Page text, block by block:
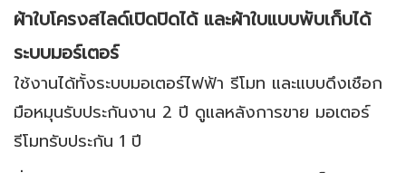
ผ้าใบโครงสไลด์เปิดปิดได้ และผ้าใบแบบพับเก็บได้
ระบบมอร์เตอร์
ใช้งานได้ทั้งระบบมอเตอร์ไฟฟ้า รีโมท และแบบดึงเชือก
มือหมุนรับประกันงาน 2 ปี ดูแลหลังการขาย มอเตอร์
รีโมทรับประกัน 1 ปี